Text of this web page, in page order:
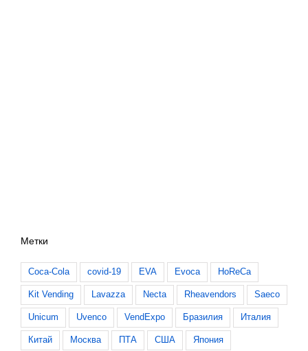
Метки
Coca-Cola covid-19 EVA Evoca HoReCa
Kit Vending Lavazza Necta Rheavendors Saeco
Unicum Uvenco VendExpo Бразилия Италия
Китай Москва ПТА США Япония